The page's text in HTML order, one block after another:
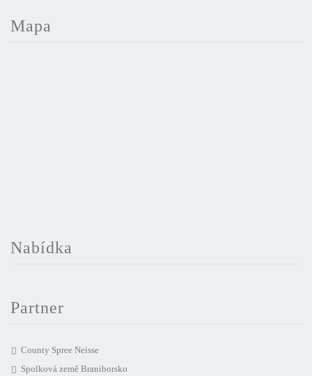
Mapa
Nabídka
Partner
County Spree Neisse
Spolková země Braniborsko